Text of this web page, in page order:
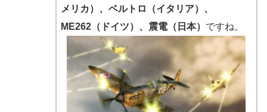
メリカ）、ベルトロ（イタリア）、
ME262（ドイツ）、震電（日本） ですね。